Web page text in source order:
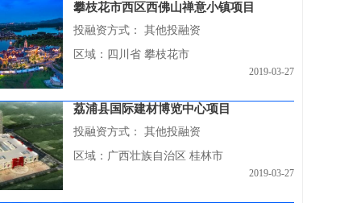
攀枝花市西区西佛山禅意小镇项目
投融资方式：
其他投融资
区域：四川省 攀枝花市
2019-03-27
荔浦县国际建材博览中心项目
投融资方式：
其他投融资
区域：广西壮族自治区 桂林市
2019-03-27